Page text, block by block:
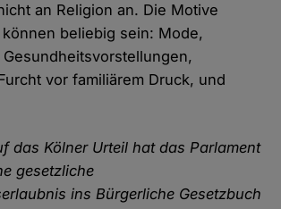
an Religion an. Die Motive
beliebig sein: Mode,
vor familiärem Druck, und
das Kölner Urteil hat das Parlament
gesetzliche
ins Bürgerliche Gesetzbuch